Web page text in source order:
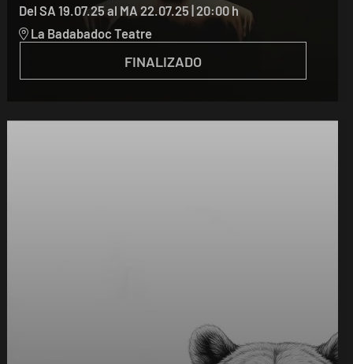
FINALIZADO
Del SA 19.07.25al MA 22.07.25|20:00 h
La Badabadoc Teatre